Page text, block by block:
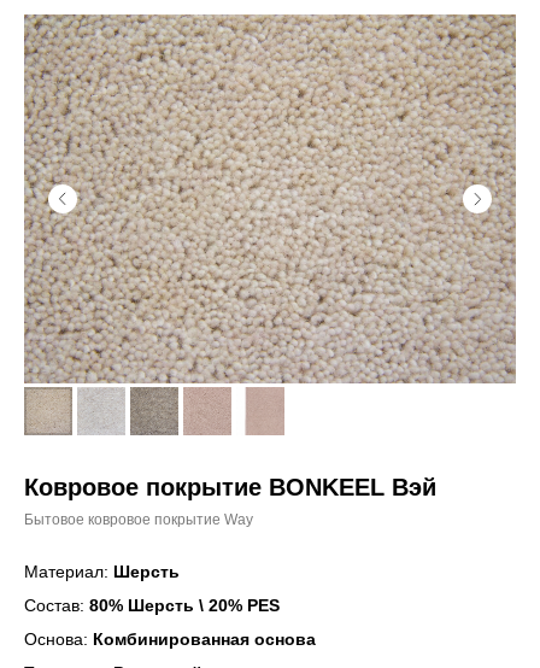
Ковровое покрытие BONKEEL Вэй
Бытовое ковровое покрытие Way
Материал: Шерсть
Состав: 80% Шерсть \ 20% PES
Основа: Комбинированная основа